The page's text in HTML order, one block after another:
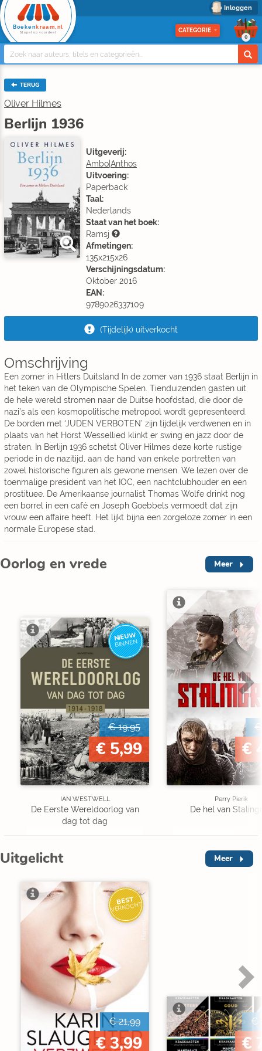
Inloggen
Boeken kraam.nl
Stapel op voordeel CATEGORIE
0
TERUG
Oliver Hilmes
Berlijn 1936
Uitgeverij:
Ambo|Anthos
Uitvoering:
Paperback
Taal:
Nederlands
Staat van het boek:
Ramsj
Afmetingen:
135x215x26
Verschijningsdatum:
Oktober 2016
EAN:
9789026337109
(Tijdelijk) uitverkocht
Omschrijving
Een zomer in Hitlers Duitsland In de zomer van 1936 staat Berlijn in
het teken van de Olympische Spelen. Tienduizenden gasten uit
de hele wereld stromen naar de Duitse hoofdstad, die door de
nazi’s als een kosmopolitische metropool wordt gepresenteerd.
De borden met ‘JUDEN VERBOTEN’ zijn tijdelijk verdwenen en in
plaats van het Horst Wessellied klinkt er swing en jazz door de
straten. In Berlijn 1936 schetst Oliver Hilmes deze korte rustige
periode in de nazitijd, aan de hand van enkele portretten van
zowel historische figuren als gewone mensen. We lezen over de
toenmalige president van het IOC, een nachtclubhouder en een
prostituee. De Amerikaanse journalist Thomas Wolfe drinkt nog
een borrel in een café en Joseph Goebbels vermoedt dat zijn
vrouw een affaire heeft. Het lijkt bijna een zorgeloze zomer in een
normale Europese stad.
Oorlog en vrede Meer
NIEUW
BINNEN
€ 19,95
€ 5,99
IAN WESTWELL
De Eerste Wereldoorlog van
dag tot dag
€
€
Perry Pierik
De hel van
Uitgelicht Meer
BEST
VERKOCHT
€ 21,99
€ 3,99
€
€